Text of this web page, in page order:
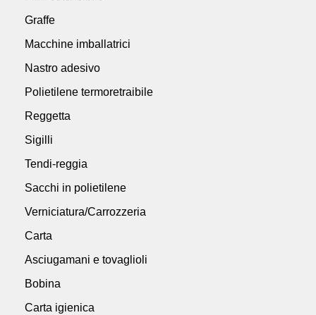
Graffe
Macchine imballatrici
Nastro adesivo
Polietilene termoretraibile
Reggetta
Sigilli
Tendi-reggia
Sacchi in polietilene
Verniciatura/Carrozzeria
Carta
Asciugamani e tovaglioli
Bobina
Carta igienica